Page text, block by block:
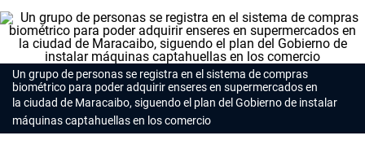
Un grupo de personas se registra en el sistema de compras
biométrico para poder adquirir enseres en supermercados en
la ciudad de Maracaibo, siguendo el plan del Gobierno de instalar
máquinas captahuellas en los comercio